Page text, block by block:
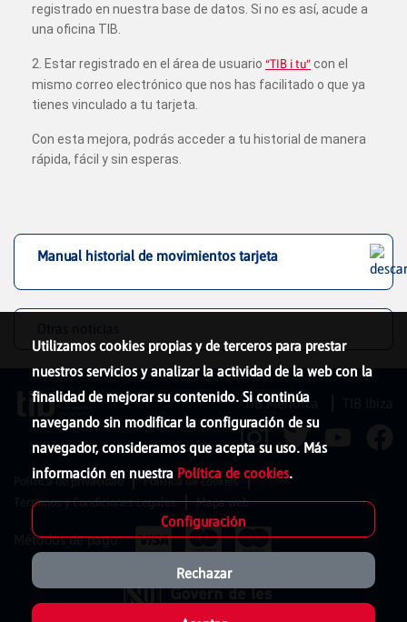
registrado en nuestra base de datos. Si no es así, acude a
una oficina TIB.
2. Estar registrado en el área de usuario “TIB i tu”con el
mismo correo electrónico que nos has facilitado o que ya
tienes vinculado a tu tarjeta.
Con esta mejora, podrás acceder a tu historial de manera
rápida, fácil y sin esperas.
Manual historial de movimientos tarjeta
Utilizamos cookies propias y de terceros para prestar
nuestros servicios y analizar la actividad de la web con la
finalidad de mejorar su contenido. Si continúa
navegando sin modificar la configuración de su
navegador, consideramos que acepta su uso. Más
información en nuestra Política de cookies.
Configuración
Rechazar
TIB Menorca
Política de privacidad
Política de cookies
Términos y Condiciones Legales
Mapa web
Métodos de pago: